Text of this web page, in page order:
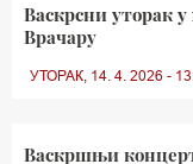
Васкрсни уторак
Врачару
УТОРАК, 14. 4. 2026 -
Васкршњи